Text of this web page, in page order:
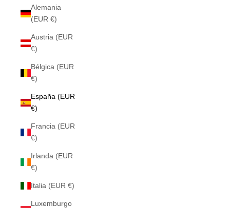
Alemania
(EUR €)
Austria (EUR
€)
Bélgica (EUR
€)
España (EUR
€)
Francia (EUR
€)
Irlanda (EUR
€)
Italia (EUR €)
Luxemburgo